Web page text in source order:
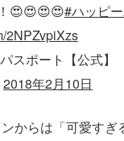
😍😍😍😍#ハッピ
2NPZvpiXzs
スポート【公式】
2018年2月10日
からは「可愛すぎ